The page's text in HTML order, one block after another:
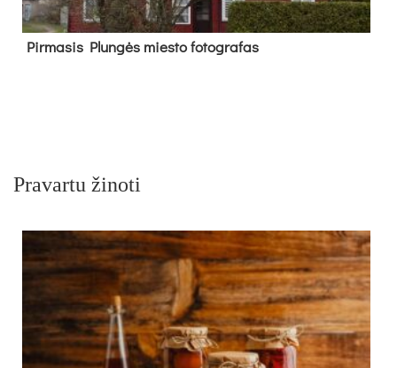
Pir­ma­sis Plun­gės mies­to fo­tog­ra­fas
Pravartu žinoti